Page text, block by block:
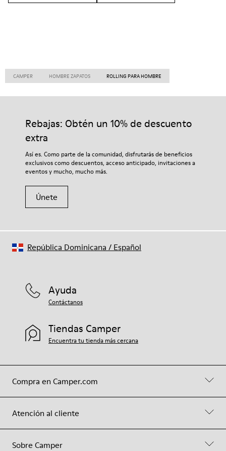
CAMPER HOMBRE ZAPATOS ROLLING PARA HOMBRE
Rebajas: Obtén un 10% de descuento
extra
Así es. Como parte de la comunidad, disfrutarás de beneficios
exclusivos como descuentos, acceso anticipado, invitaciones a
eventos y mucho, mucho más.
Únete
Compra en Camper.com
Atención al cliente
Sobre Camper
Ayuda
Contáctanos
Tiendas Camper
Encuentra tu tienda más cercana
República Dominicana / Español